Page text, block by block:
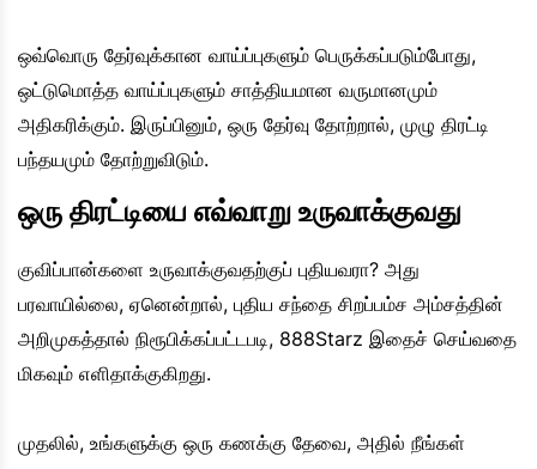
ஒவ்வொரு தேர்வுக்கான வாய்ப்புகளும் பெருக்கப்படும்போது,
ஒட்டுமொத்த வாய்ப்புகளும் சாத்தியமான வருமானமும்
அதிகரிக்கும். இருப்பினும், ஒரு தேர்வு தோற்றால், முழு திரட்டி
பந்தயமும் தோற்றுவிடும்.
ஒரு திரட்டியை எவ்வாறு உருவாக்குவது
குவிப்பான்களை உருவாக்குவதற்குப் புதியவரா? அது
பரவாயில்லை, ஏனென்றால், புதிய சந்தை சிறப்பம்ச அம்சத்தின்
அறிமுகத்தால் நிரூபிக்கப்பட்டபடி, 888Starz இதைச் செய்வதை
மிகவும் எளிதாக்குகிறது.
முதலில், உங்களுக்கு ஒரு கணக்கு தேவை, அதில் நீங்கள்